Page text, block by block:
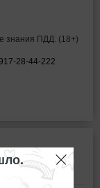
знания ПДД. (18+)
28-44-222